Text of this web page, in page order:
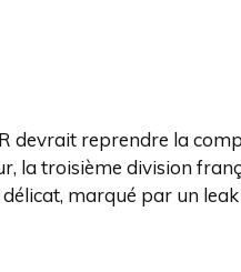
devrait reprendre la
la troisième division
marqué par un